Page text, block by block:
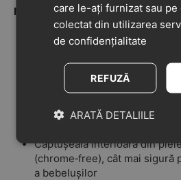
Funcționalitate și confort:
Gândiți în colaborare cu
Podiatrie (AIP), pentru a se
piciorușelor în dezvoltare
Închidere cu velcro, ușor de
pentru părinți grăbiți
Vârf întărit pentru protecție
Căptușeală interioară din
(chrome‑free), cât mai
a bebelușilor
care le-ați furnizat sau pe
colectat din utilizarea
de confidențialitate
REFUZĂ
ARATĂ DETALIILE